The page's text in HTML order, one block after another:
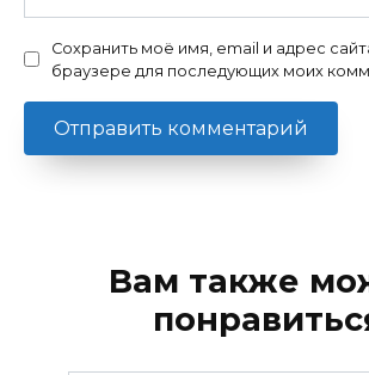
Сохранить моё имя, email и адрес
браузере для последующих моих
Вам также